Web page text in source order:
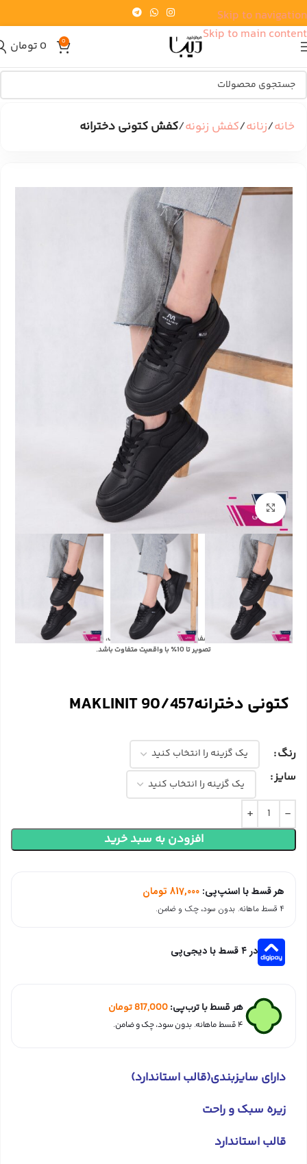
Skip to navigation
Skip to main content
0
0 تومان
خانه زنانه کفش زنونه کفش کتونی دخترانه
بزرگنمایی تصویر
با توجه به تفاوت رنگ‌ها در صفحه نمایش دستگاه‌های مختلف، ممکن است رنگ محصولات در
تصویر تا 10٪ با واقعیت متفاوت باشد.
کتونی دخترانهMAKLINIT 90/457
رنگ
سایز
افزودن به سبد خرید
هر قسط با اسنپ‌پی: 817,000 تومان
۴ قسط ماهانه. بدون سود، چک و ضامن.
در ۴ قسط با دیجی‌پی
هر قسط با ترب‌پی:817,000تومان
۴ قسط ماهانه. بدون سود، چک و ضامن.
دارای سایزبندی(قالب استاندارد)
زیره سبک و راحت
قالب استاندارد